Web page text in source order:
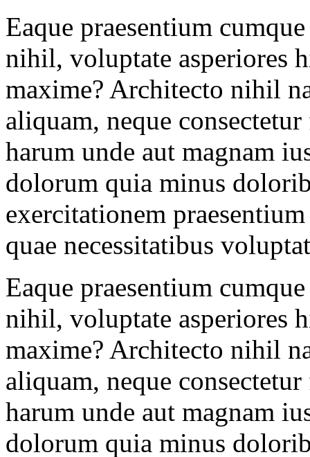
Eaque praesentium
nihil, voluptate asperiores
maxime? Architecto nihil
aliquam, neque
harum unde aut magnam
dolorum quia minus
exercitationem
quae necessitatibus
Eaque praesentium
nihil, voluptate asperiores
maxime? Architecto nihil
aliquam, neque
harum unde aut magnam
dolorum quia minus